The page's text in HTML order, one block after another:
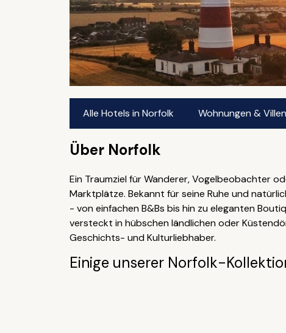
Alle Hotels in Norfolk Wohnungen &
Über Norfolk
Ein Traumziel für Wanderer, Vogelbeobachter
Marktplätze. Bekannt für seine Ruhe und
- von einfachen B&Bs bis hin zu eleganten
versteckt in hübschen ländlichen oder
Geschichts- und Kulturliebhaber.
Einige unserer Norfolk-